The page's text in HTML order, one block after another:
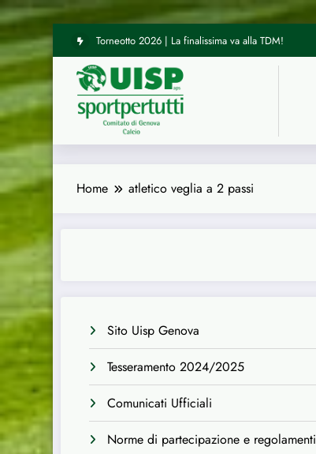
Vai
al
contenuto
Torneotto 2026 | La finalissima va alla TDM!
Home atletico veglia a 2 passi
Sito Uisp Genova
Tesseramento 2024/2025
Comunicati Ufficiali
Norme di partecipazione e regolamenti